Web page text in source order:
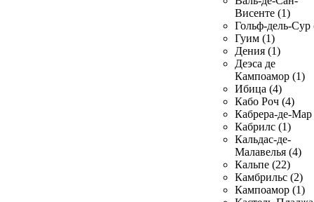
Висенте (1)
Гольф-дель-Сур
Гуим (1)
Дения (1)
Деэса де
Кампоамор (1)
Ибица (4)
Кабо Роч (4)
Кабрера-де-Мар
Кабрилс (1)
Кальдас-де-
Малавелья (4)
Кальпе (22)
Камбрильс (2)
Кампоамор (1)